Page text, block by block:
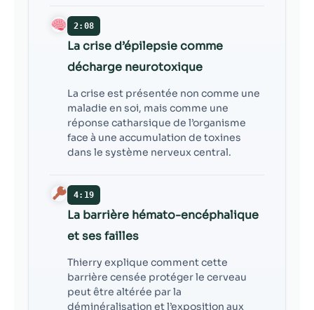
2:08
La crise d’épilepsie comme
décharge neurotoxique
La crise est présentée non comme une
maladie en soi, mais comme une
réponse catharsique de l’organisme
face à une accumulation de toxines
dans le système nerveux central.
4:19
La barrière hémato-encéphalique
et ses failles
Thierry explique comment cette
barrière censée protéger le cerveau
peut être altérée par la
déminéralisation et l’exposition aux